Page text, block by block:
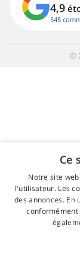
4,9
545
©
Ce
Notre site
l'utilisateur. Les
des annonces. En
conformément